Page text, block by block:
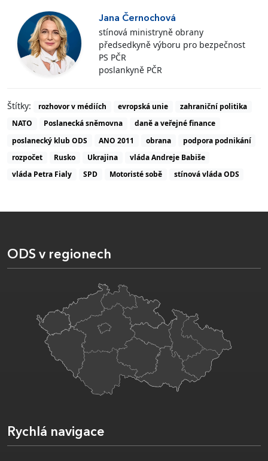
Jana Černochová
stínová ministryně obrany
předsedkyně výboru pro bezpečnost
PS PČR
poslankyně PČR
Štítky: rozhovor v médiích evropská unie
zahraniční politika
NATO
Poslanecká sněmovna
daně a veřejné finance
poslanecký klub ODS
ANO 2011 obrana
podpora podnikání
rozpočet
Rusko Ukrajina
vláda Andreje Babiše
vláda Petra Fialy
SPD Motoristé sobě stínová vláda ODS
ODS v regionech
Rychlá navigace